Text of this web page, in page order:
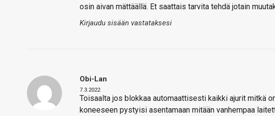
osin aivan mättäällä. Et saattais tarvita tehdä jotain
Kirjaudu sisään vastataksesi
Obi-Lan
7.3.2022
Toisaalta jos blokkaa automaattisesti kaikki ajurit mitkä
koneeseen pystyisi asentamaan mitään vanhempaa